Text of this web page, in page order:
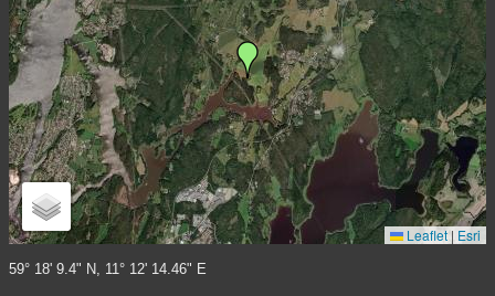
Leaflet | Esri
59° 18' 9.4" N, 11° 12' 14.46" E